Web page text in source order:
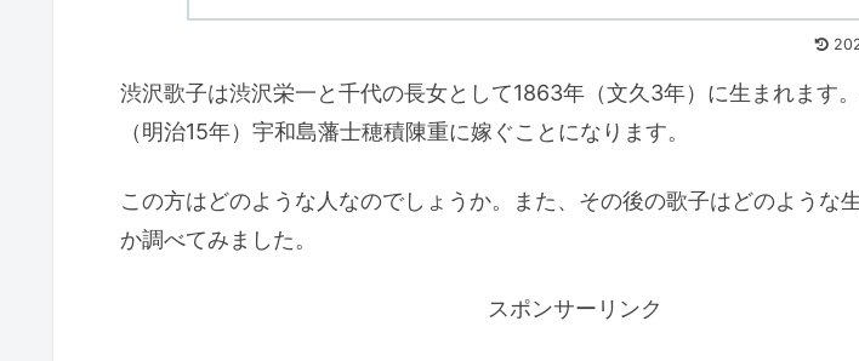
渋沢歌子は渋沢栄一と千代の長女として1863年（文久3年）に生まれます
（明治15年）宇和島藩士穂積陳重に嫁ぐことになります。
この方はどのような人なのでしょうか。また、その後の歌子はどのような
か調べてみました。
スポンサーリンク